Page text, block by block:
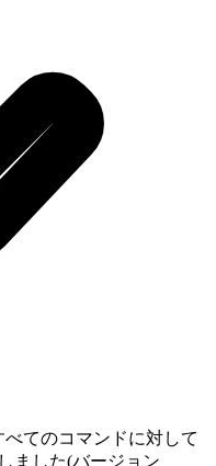
てのコマンドに対して
ました(バージョン